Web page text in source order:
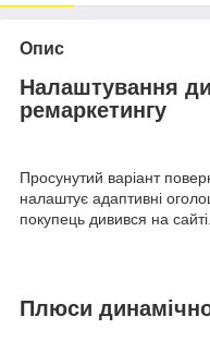
Опис
Налаштування
ремаркетингу
Просунутий варіант
налаштує адаптивні
покупець дивився на сайті.
Плюси